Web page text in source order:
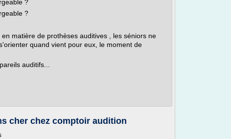
?
?
matière de prothèses auditives , les séniors ne
quand vient pour eux, le moment de
auditifs...
cher chez comptoir audition